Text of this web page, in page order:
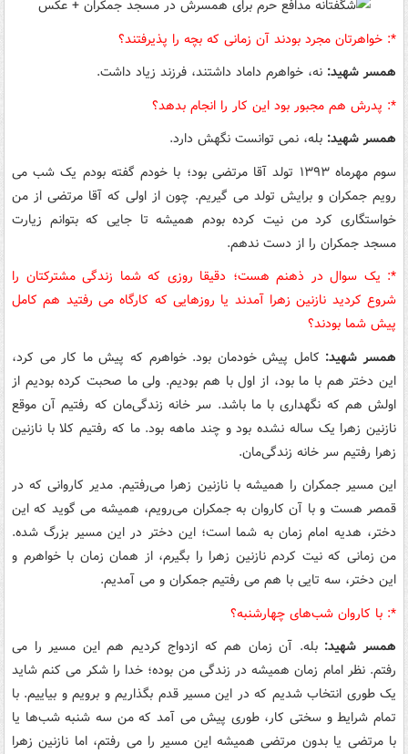
*:‌ خواهرتان مجرد بودند آن زمانی که بچه را پذیرفتند؟
همسر شهید: نه، خواهرم داماد داشتند، فرزند زیاد داشت.
*:‌ پدرش هم مجبور بود این کار را انجام بدهد؟
همسر شهید: بله، نمی توانست نگهش دارد.
سوم مهرماه ۱۳۹۳ تولد آقا مرتضی بود؛ با خودم گفته بودم یک شب می
رویم جمکران و برایش تولد می گیریم. چون از اولی که آقا مرتضی از من
خواستگاری کرد من نیت کرده بودم همیشه تا جایی که بتوانم زیارت
مسجد جمکران را از دست ندهم.
*:‌ یک سوال در ذهنم هست؛ دقیقا روزی که شما زندگی مشترکتان را
شروع کردید نازنین زهرا آمدند یا روزهایی که کارگاه می رفتید هم کامل
پیش شما بودند؟
همسر شهید: کامل پیش خودمان بود. خواهرم که پیش ما کار می کرد،
این دختر هم با ما بود، از اول با هم بودیم. ولی ما صحبت کرده بودیم از
اولش هم که نگهداری با ما باشد. سر خانه زندگی‌مان که رفتیم آن موقع
نازنین زهرا یک ساله نشده بود و چند ماهه بود. ما که رفتیم کلا با نازنین
زهرا رفتیم سر خانه زندگی‌مان.
این مسیر جمکران را همیشه با نازنین زهرا می‌رفتیم. مدیر کاروانی که در
قمصر هست و با آن کاروان به جمکران می‌رویم، همیشه می گوید که این
دختر، هدیه امام زمان به شما است؛ این دختر در این مسیر بزرگ شده.
من زمانی که نیت کردم نازنین زهرا را بگیرم، از همان زمان با خواهرم و
این دختر، سه تایی با هم می رفتیم جمکران و می آمدیم.
*:‌ با کاروان شب‌های چهارشنبه؟
همسر شهید: بله. آن زمان هم که ازدواج کردیم هم این مسیر را می
رفتم. نظر امام زمان همیشه در زندگی من بوده؛ خدا را شکر می کنم شاید
یک طوری انتخاب شدیم که در این مسیر قدم بگذاریم و برویم و بیاییم. با
تمام شرایط و سختی کار، طوری پیش می آمد که من سه شنبه شب‌ها یا
با مرتضی یا بدون مرتضی همیشه این مسیر را می رفتم، اما نازنین زهرا